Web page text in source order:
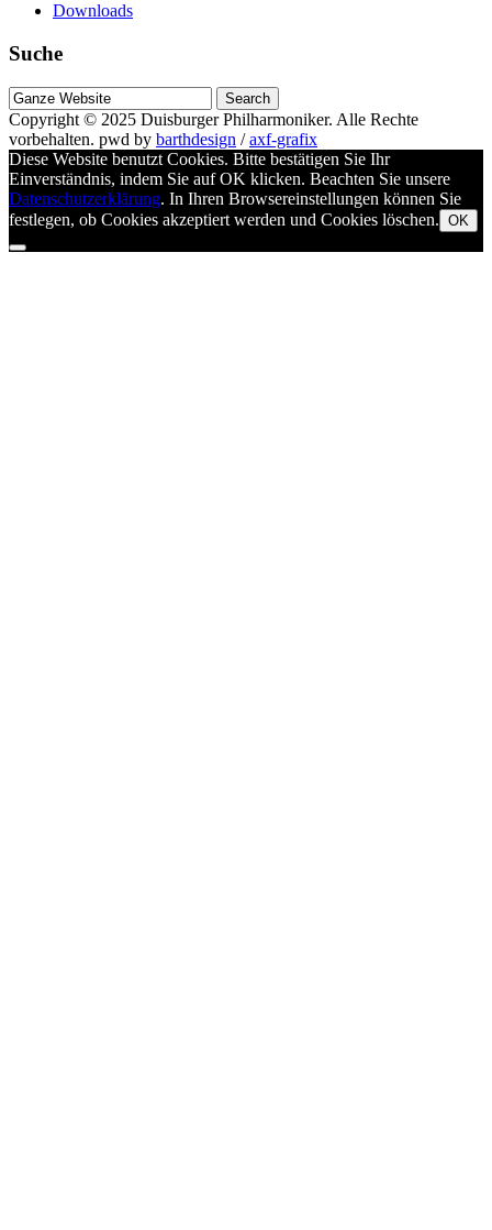
Downloads
Suche
Suche
nach
Copyright © 2025 Duisburger Philharmoniker. Alle Rechte
vorbehalten. pwd by barthdesign /axf-grafix
Diese Website benutzt Cookies. Bitte bestätigen Sie Ihr
Einverständnis, indem Sie auf OK klicken. Beachten Sie unsere
Datenschutzerklärung. In Ihren Browsereinstellungen können Sie
festlegen, ob Cookies akzeptiert werden und Cookies löschen. OK